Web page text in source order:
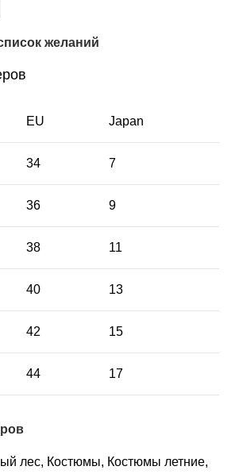
желаний
EU Japan
34 7
36 9
38 11
40 13
42 15
44 17
лес, Костюмы, Костюмы летние,